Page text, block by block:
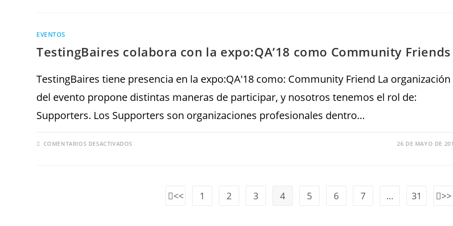
EVENTOS
TestingBaires colabora con la expo:QA’18 como Community Friends
TestingBaires tiene presencia en la expo:QA'18 como: Community Friend La organización
del evento propone distintas maneras de participar, y nosotros tenemos el rol de:
Supporters. Los Supporters son organizaciones profesionales dentro…
COMENTARIOS DESACTIVADOS 26 DE MAYO DE
1 2 3 4 5 6 7 … 31